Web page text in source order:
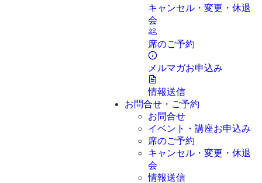
キャンセル・変更・休退
会
席のご予約
メルマガお申込み
情報送信
お問合せ・ご予約
お問合せ
イベント・講座お申込み
席のご予約
キャンセル・変更・休退
会
情報送信